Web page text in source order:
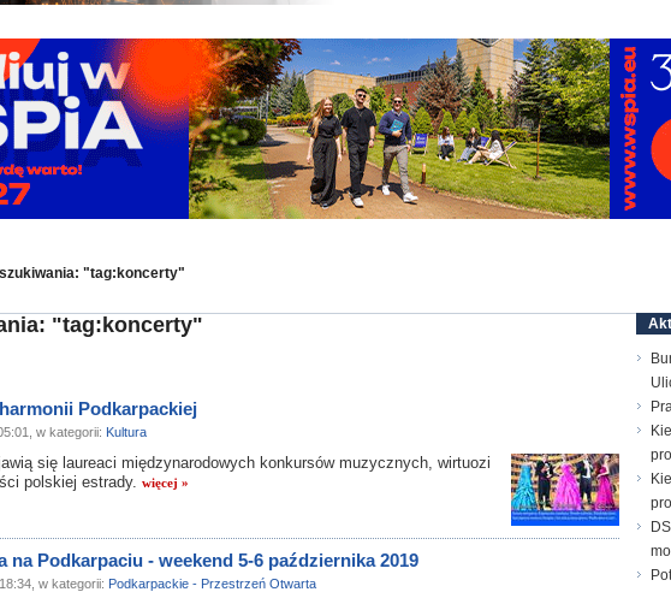
"tag:koncerty"
"tag:koncerty"
Podkarpackiej
w kategorii: Kultura
się laureaci międzynarodowych konkursów muzycznych, wirtuozi
polskiej estrady. więcej »
na Podkarpaciu - weekend 5-6 października 2019
w kategorii: Podkarpackie - Przestrzeń Otwarta